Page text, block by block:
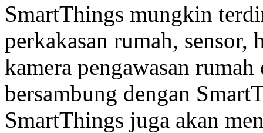
SmartThings mungkin
perkakasan rumah,
kamera pengawasan
bersambung dengan
SmartThings juga akan